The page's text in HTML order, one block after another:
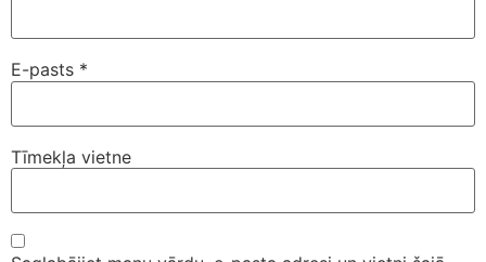
E-pasts *
Tīmekļa vietne